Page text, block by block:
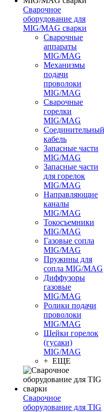
Сварочное
оборудование для
MIG/MAG сварки
Сварочные
аппараты
MIG/MAG
Механизмы
подачи
проволоки
MIG/MAG
Сварочные
горелки
MIG/MAG
Соединительный
кабель
Запасные части
MIG/MAG
Запасные части
для горелок
MIG/MAG
Направляющие
каналы
MIG/MAG
Токосъемники
MIG/MAG
Газовые сопла
MIG/MAG
Пружины для
сопла MIG/MAG
Диффузоры
газовые
MIG/MAG
Ролики подачи
проволоки
MIG/MAG
Шейки горелок
(гусаки)
MIG/MAG
+ ЕЩЕ
Сварочное
оборудование для TIG